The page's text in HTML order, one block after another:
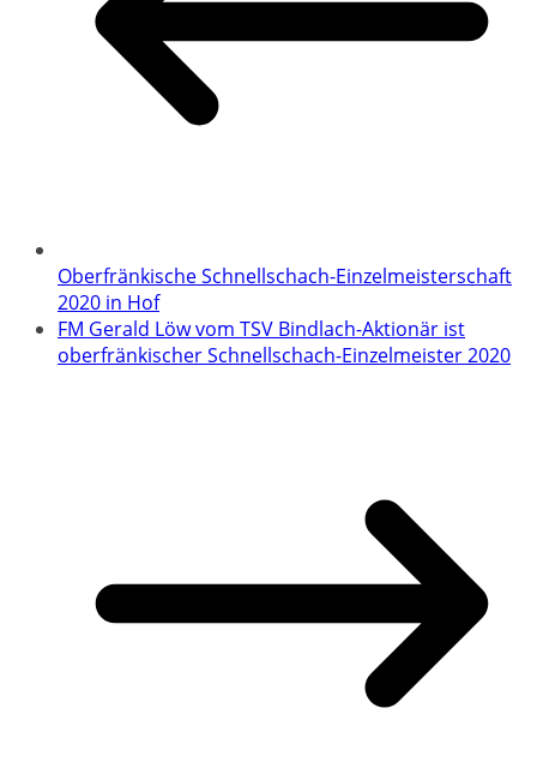
Oberfränkische Schnellschach-Einzelmeisterschaft
2020 in Hof
FM Gerald Löw vom TSV Bindlach-Aktionär ist
oberfränkischer Schnellschach-Einzelmeister 2020